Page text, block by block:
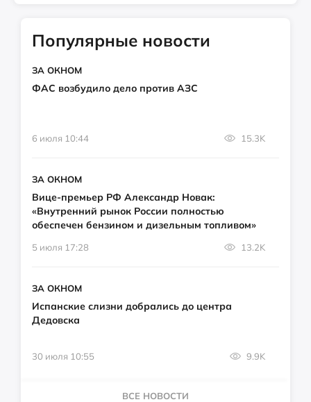
Популярные новости
ЗА ОКНОМ
ФАС возбудило дело против АЗС
6 июля 10:44 15.3K
ЗА ОКНОМ
Вице-премьер РФ Александр Новак:
«Внутренний рынок России полностью
обеспечен бензином и дизельным топливом»
5 июля 17:28 13.2K
ЗА ОКНОМ
Испанские слизни добрались до центра
Дедовска
30 июля 10:55 9.9K
ВСЕ НОВОСТИ